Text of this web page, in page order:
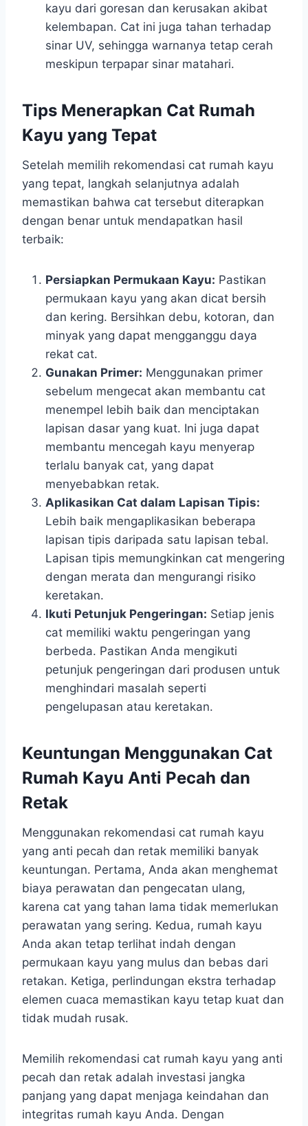
kayu dari goresan dan kerusakan akibat
kelembapan. Cat ini juga tahan terhadap
sinar UV, sehingga warnanya tetap cerah
meskipun terpapar sinar matahari.
Tips Menerapkan Cat Rumah
Kayu yang Tepat
Setelah memilih rekomendasi cat rumah kayu
yang tepat, langkah selanjutnya adalah
memastikan bahwa cat tersebut diterapkan
dengan benar untuk mendapatkan hasil
terbaik:
Persiapkan Permukaan Kayu: Pastikan
permukaan kayu yang akan dicat bersih
dan kering. Bersihkan debu, kotoran, dan
minyak yang dapat mengganggu daya
rekat cat.
Gunakan Primer: Menggunakan primer
sebelum mengecat akan membantu cat
menempel lebih baik dan menciptakan
lapisan dasar yang kuat. Ini juga dapat
membantu mencegah kayu menyerap
terlalu banyak cat, yang dapat
menyebabkan retak.
Aplikasikan Cat dalam Lapisan Tipis:
Lebih baik mengaplikasikan beberapa
lapisan tipis daripada satu lapisan tebal.
Lapisan tipis memungkinkan cat mengering
dengan merata dan mengurangi risiko
keretakan.
Ikuti Petunjuk Pengeringan: Setiap jenis
cat memiliki waktu pengeringan yang
berbeda. Pastikan Anda mengikuti
petunjuk pengeringan dari produsen untuk
menghindari masalah seperti
pengelupasan atau keretakan.
Keuntungan Menggunakan Cat
Rumah Kayu Anti Pecah dan
Retak
Menggunakan rekomendasi cat rumah kayu
yang anti pecah dan retak memiliki banyak
keuntungan. Pertama, Anda akan menghemat
biaya perawatan dan pengecatan ulang,
karena cat yang tahan lama tidak memerlukan
perawatan yang sering. Kedua, rumah kayu
Anda akan tetap terlihat indah dengan
permukaan kayu yang mulus dan bebas dari
retakan. Ketiga, perlindungan ekstra terhadap
elemen cuaca memastikan kayu tetap kuat dan
tidak mudah rusak.
Memilih rekomendasi cat rumah kayu yang anti
pecah dan retak adalah investasi jangka
panjang yang dapat menjaga keindahan dan
integritas rumah kayu Anda. Dengan